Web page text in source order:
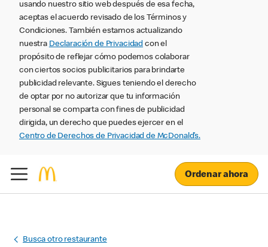
usando nuestro sitio web después de esa fecha,
aceptas el acuerdo revisado de los Términos y
Condiciones. También estamos actualizando
nuestra Declaración de Privacidad con el
propósito de reflejar cómo podemos colaborar
con ciertos socios publicitarios para brindarte
publicidad relevante. Sigues teniendo el derecho
de optar por no autorizar que tu información
personal se comparta con fines de publicidad
dirigida, un derecho que puedes ejercer en el
Centro de Derechos de Privacidad de McDonald’s.
Ordenar ahora
Busca otro restaurante